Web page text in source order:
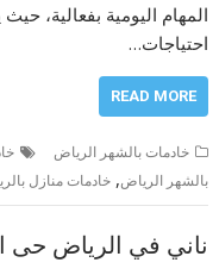
المهام اليومية بفعالية،
احتياجات…
READ MORE
خادمات بالشهر الرياض
بالشهر الرياض,خادمات منازل
ناني في الرياض حى المربع